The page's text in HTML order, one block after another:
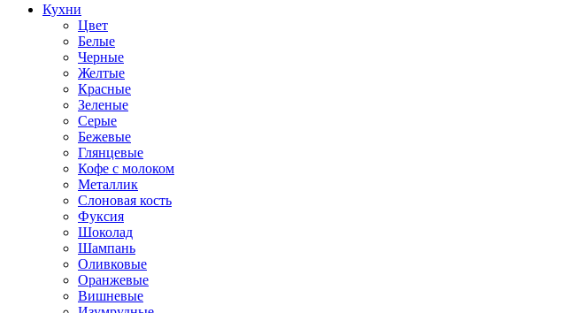
Кухни
Цвет
Белые
Черные
Желтые
Красные
Зеленые
Серые
Бежевые
Глянцевые
Кофе с молоком
Металлик
Слоновая кость
Фуксия
Шоколад
Шампань
Оливковые
Оранжевые
Вишневые